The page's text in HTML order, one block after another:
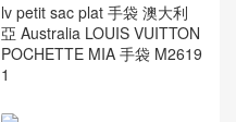
lv petit sac plat 手袋 澳大利
亞 Australia LOUIS VUITTON
POCHETTE MIA 手袋 M2619
1